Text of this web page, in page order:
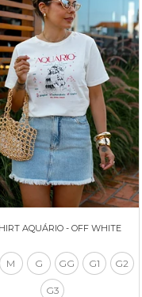
AQUÁRIO - OFF WHITE
M G GG G1 G2
G3